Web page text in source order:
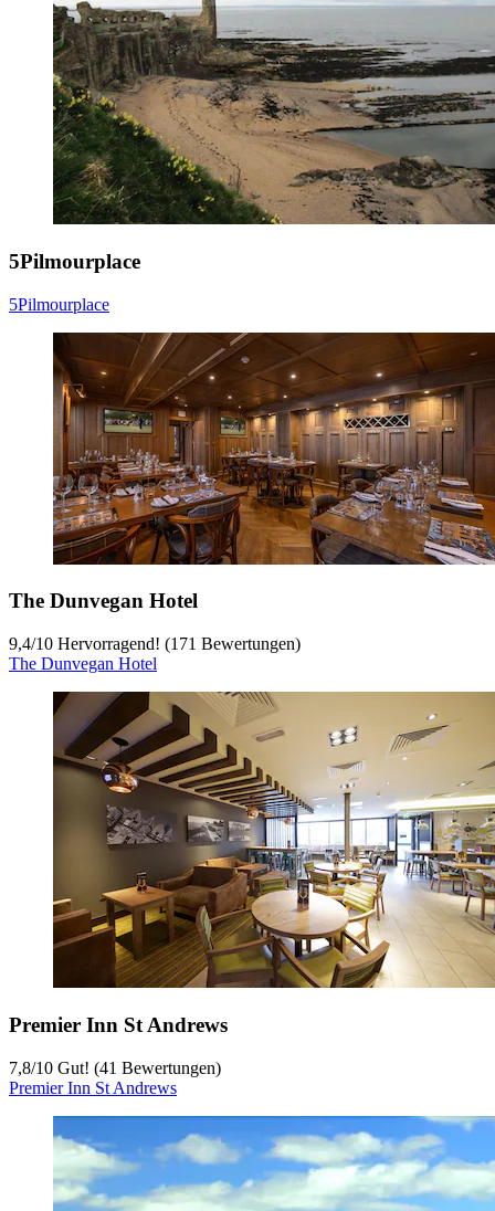
5Pilmourplace
5Pilmourplace
The Dunvegan Hotel
9,4/10 Hervorragend! (171 Bewertungen)
The Dunvegan Hotel
Premier Inn St Andrews
7,8/10 Gut! (41 Bewertungen)
Premier Inn St Andrews